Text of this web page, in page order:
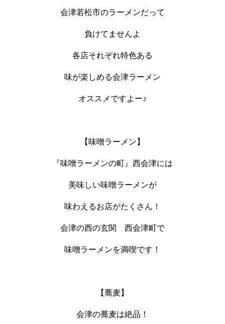
会津若松市のラーメンだって
負けてませんよ
各店それぞれ特色ある
味が楽しめる会津ラーメン
オススメですよー♪
【味噌ラーメン】
『味噌ラーメンの町』西会津には
美味しい味噌ラーメンが
味わえるお店がたくさん！
会津の西の玄関 西会津町で
味噌ラーメンを満喫です！
【蕎麦】
会津の蕎麦は絶品！